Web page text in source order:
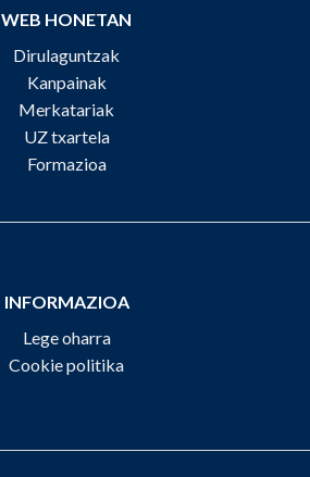
WEB HONETAN
Dirulaguntzak
Kanpainak
Merkatariak
UZ txartela
Formazioa
INFORMAZIOA
Lege oharra
Cookie politika